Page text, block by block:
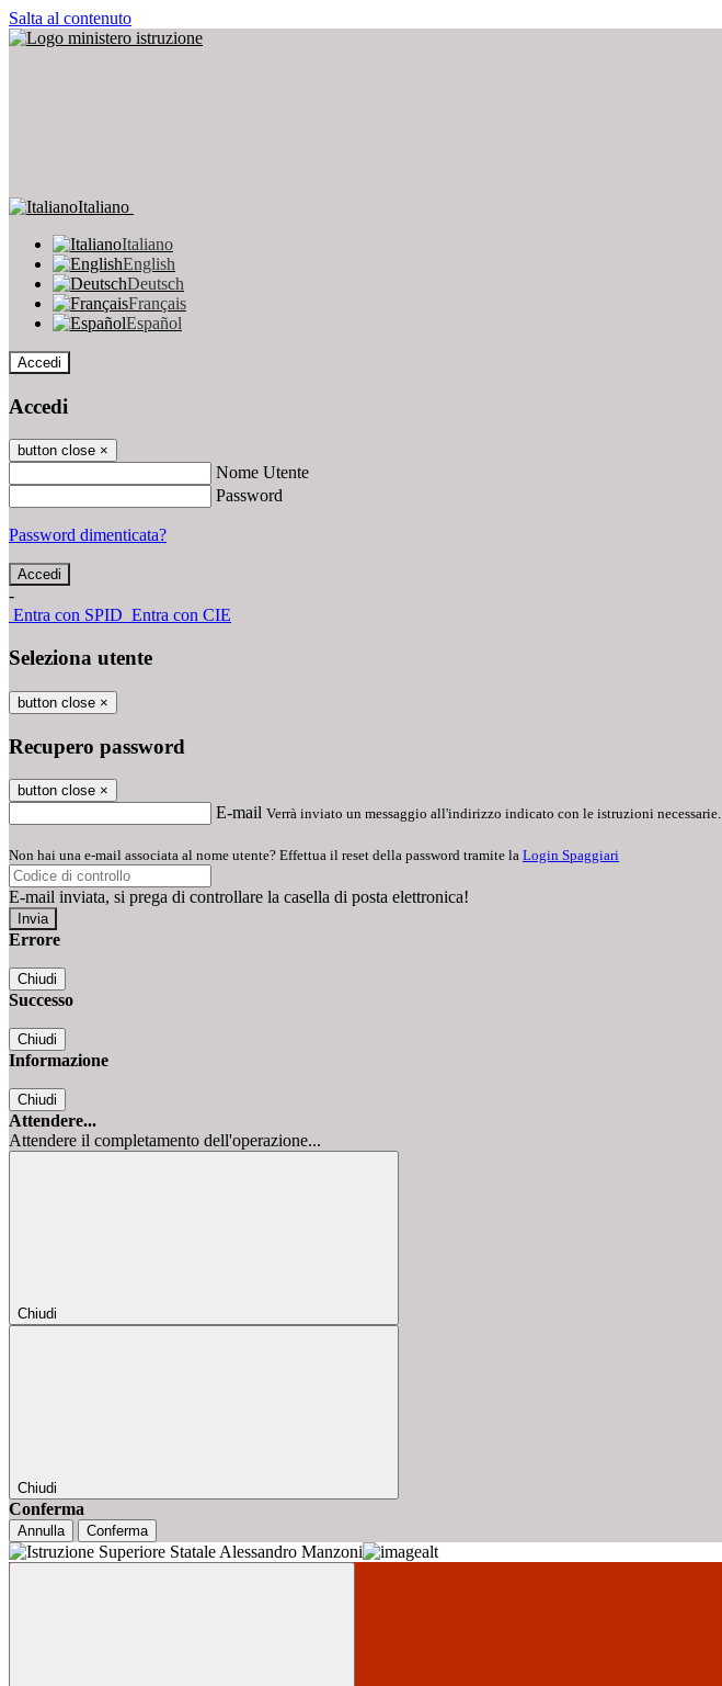
Salta al contenuto
Italiano
Italiano
English
Deutsch
Français
Español
Accedi
Accedi
button close ×
Nome Utente
Password
Password dimenticata?
-
Entra con SPID Entra con CIE
Seleziona utente
button close ×
Recupero password
button close ×
E-mail Verrà inviato un messaggio all'indirizzo indicato con le istruzioni necessarie.
Non hai una e-mail associata al nome utente? Effettua il reset della password tramite la Login Spaggiari
E-mail inviata, si prega di controllare la casella di posta elettronica!
Errore
Chiudi
Successo
Chiudi
Informazione
Chiudi
Attendere...
Attendere il completamento dell'operazione...
Chiudi
Chiudi
Conferma
Annulla Conferma